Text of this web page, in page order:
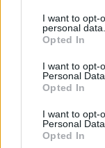
I want to opt-
personal data.
Opted In
I want to opt-
Personal Data.
Opted In
I want to opt-
Personal
Opted In
CNN: Γιατί ο
διπλωματική
08/08/2026
Φρουροί της
όταν οι ΗΠΑ
Νέο πλήγμα
Νίκος